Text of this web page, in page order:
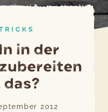
in der
2012